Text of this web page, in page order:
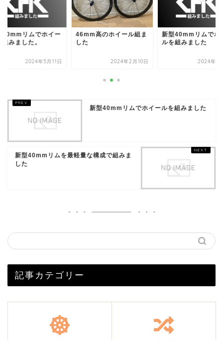
40mmリムでホイー
組みました。
2024年5月11日
46mm高のホイール組ま
した
2024年2月10日
新型40mmリムでホ
ルを組みました
2024年5
新型40mmリムでホイールを組みました
新型40mmリムを最軽量な構成で組みま
した
記事カテゴリー